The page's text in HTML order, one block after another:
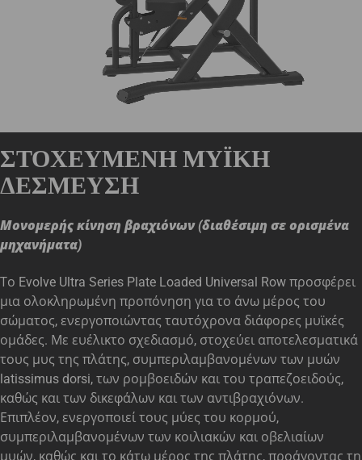
ΣΤΟΧΕΥΜΈΝΗ ΜΥΪΚΉ
ΔΈΣΜΕΥΣΗ
Μονομερής κίνηση βραχιόνων (διαθέσιμη σε ορισμένα
μηχανήματα)
Το Evolve Ultra Series Plate Loaded Universal Row προσφέρει
μια ολοκληρωμένη προπόνηση για το άνω μέρος του
σώματος, ενεργοποιώντας ταυτόχρονα διάφορες μυϊκές
ομάδες. Με ευέλικτο σχεδιασμό, στοχεύει αποτελεσματικά
τους μυς της πλάτης, συμπεριλαμβανομένων των μυών
latissimus dorsi, των ρομβοειδών και του τραπεζοειδούς,
καθώς και των δικεφάλων και των αντιβραχιόνων.
Επιπλέον, ενεργοποιεί τους μύες του κορμού,
συμπεριλαμβανομένων των κοιλιακών και οβελιαίων
μυών, καθώς και το κάτω μέρος της πλάτης, προάγοντας τη